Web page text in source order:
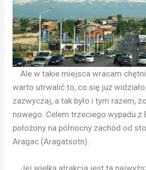
Ale w takie miejsca wracam
warto utrwalić to, co się już
zazwyczaj, a tak było i tym razem,
nowego. Celem trzeciego wypadu z
położony na północny zachód od
Aragac (Aragatsotn).